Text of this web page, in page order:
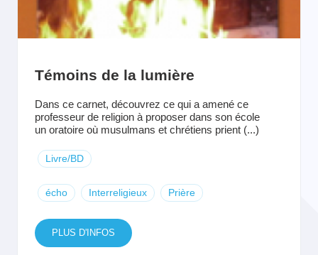
Témoins de la lumière
Dans ce carnet, découvrez ce qui a amené ce
professeur de religion à proposer dans son école
un oratoire où musulmans et chrétiens prient (...)
Livre/BD
écho Interreligieux Prière
PLUS D'INFOS